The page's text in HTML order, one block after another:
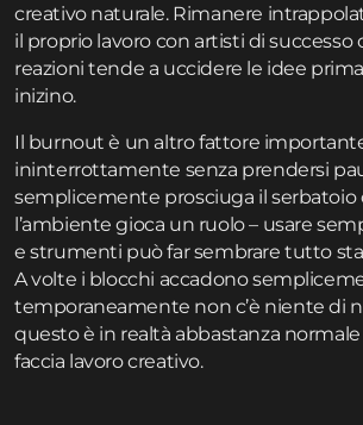
creativo naturale. Rimanere
il proprio lavoro con artisti di successo
reazioni tende a uccidere le idee
inizino.
Il burnout è un altro fattore
ininterrottamente senza prendersi
semplicemente prosciuga il serbatoio
l’ambiente gioca un ruolo – usare
e strumenti può far sembrare tutto
A volte i blocchi accadono
temporaneamente non c’è niente di
questo è in realtà abbastanza
faccia lavoro creativo.